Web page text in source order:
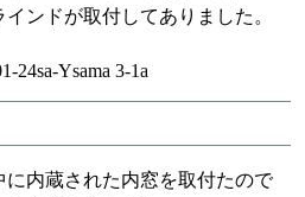
ンドが取付してありました。
内蔵された内窓を取付たので